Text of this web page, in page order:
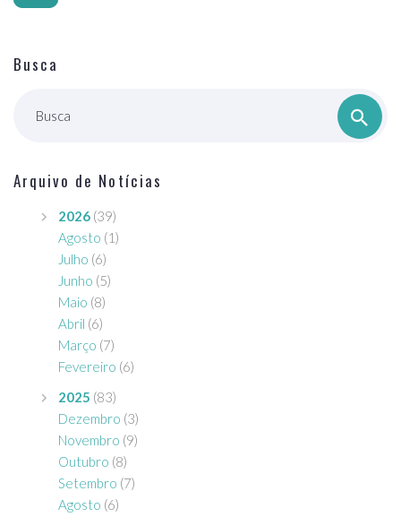
Busca
Busca
Arquivo de Notícias
2026 (39)
Agosto (1)
Julho (6)
Junho (5)
Maio (8)
Abril (6)
Março (7)
Fevereiro (6)
2025 (83)
Dezembro (3)
Novembro (9)
Outubro (8)
Setembro (7)
Agosto (6)